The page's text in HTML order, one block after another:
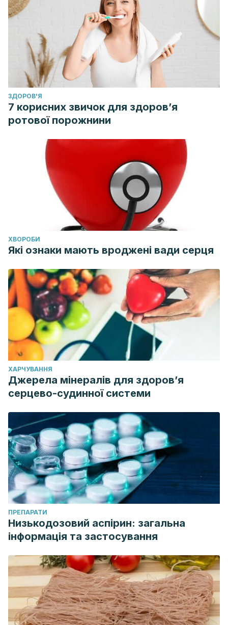
ЗДОРОВ'Я
7 корисних звичок для здоров’я
ротової порожнини
ХВОРОБИ
Які ознаки мають вроджені вади серця
ХАРЧУВАННЯ
Джерела мінералів для здоров’я
серцево-судинної системи
ПРЕПАРАТИ
Низькодозовий аспірин: загальна
інформація та застосування